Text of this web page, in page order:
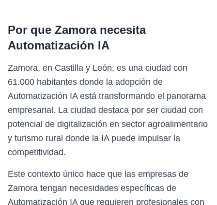
Por que Zamoranecesita
Automatización IA
Zamora, en Castilla y León, es una ciudad con
61.000 habitantes donde la adopción de
Automatización IA está transformando el panorama
empresarial. La ciudad destaca por ser ciudad con
potencial de digitalización en sector agroalimentario
y turismo rural donde la IA puede impulsar la
competitividad.
Este contexto único hace que las empresas de
Zamora tengan necesidades específicas de
Automatización IA que requieren profesionales con